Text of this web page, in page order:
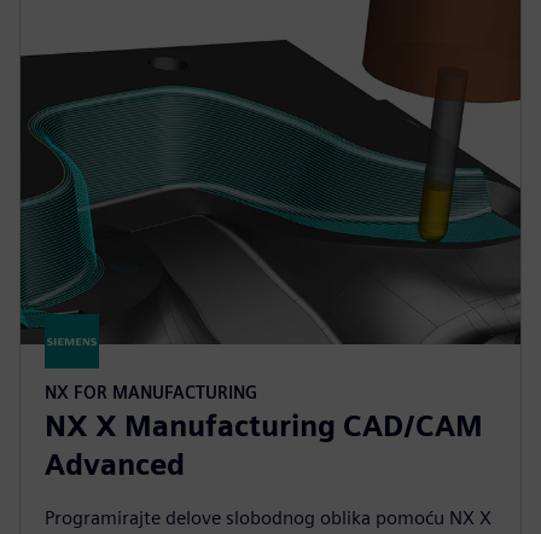
NX FOR MANUFACTURING
NX X Manufacturing CAD/CAM
Advanced
Programirajte delove slobodnog oblika pomoću NX X